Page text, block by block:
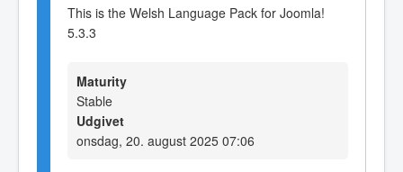
This is the Welsh Language Pack for Joomla!
5.3.3
Maturity
Stable
Udgivet
onsdag, 20. august 2025 07:06